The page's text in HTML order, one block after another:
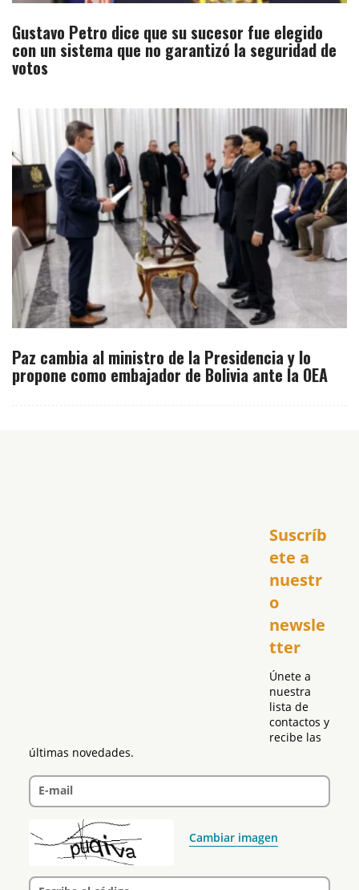
Gustavo Petro dice que su sucesor fue elegido
con un sistema que no garantizó la seguridad de
votos
Paz cambia al ministro de la Presidencia y lo
propone como embajador de Bolivia ante la OEA
Suscríb
ete a
nuestr
o
newsle
tter
Únete a
nuestra
lista de
contactos y
recibe las
últimas novedades.
E-mail
Cambiar imagen